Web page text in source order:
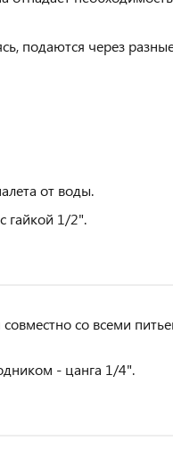
подаются через
от воды.
гайкой 1/2".
со всеми
- цанга 1/4".